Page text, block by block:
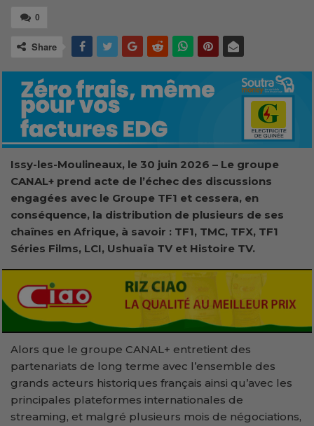
0
Share
Issy-les-Moulineaux, le 30 juin 2026 – Le groupe
CANAL+ prend acte de l’échec des discussions
engagées avec le Groupe TF1 et cessera, en
conséquence, la distribution de plusieurs de ses
chaînes en Afrique, à savoir : TF1, TMC, TFX, TF1
Séries Films, LCI, Ushuaïa TV et Histoire TV.
Alors que le groupe CANAL+ entretient des
partenariats de long terme avec l’ensemble des
grands acteurs historiques français ainsi qu’avec les
principales plateformes internationales de
streaming, et malgré plusieurs mois de négociations,